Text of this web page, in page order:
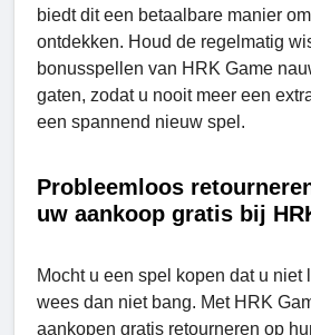
biedt dit een betaalbare manier
ontdekken. Houd de regelmatig
bonusspellen van HRK Game
gaten, zodat u nooit meer een
een spannend nieuw spel.
Probleemloos
uw aankoop gratis bij
Mocht u een spel kopen dat u niet
wees dan niet bang. Met HRK
aankopen gratis retourneren op